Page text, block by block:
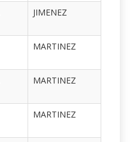
JIMENEZ
MARTINEZ
MARTINEZ
MARTINEZ